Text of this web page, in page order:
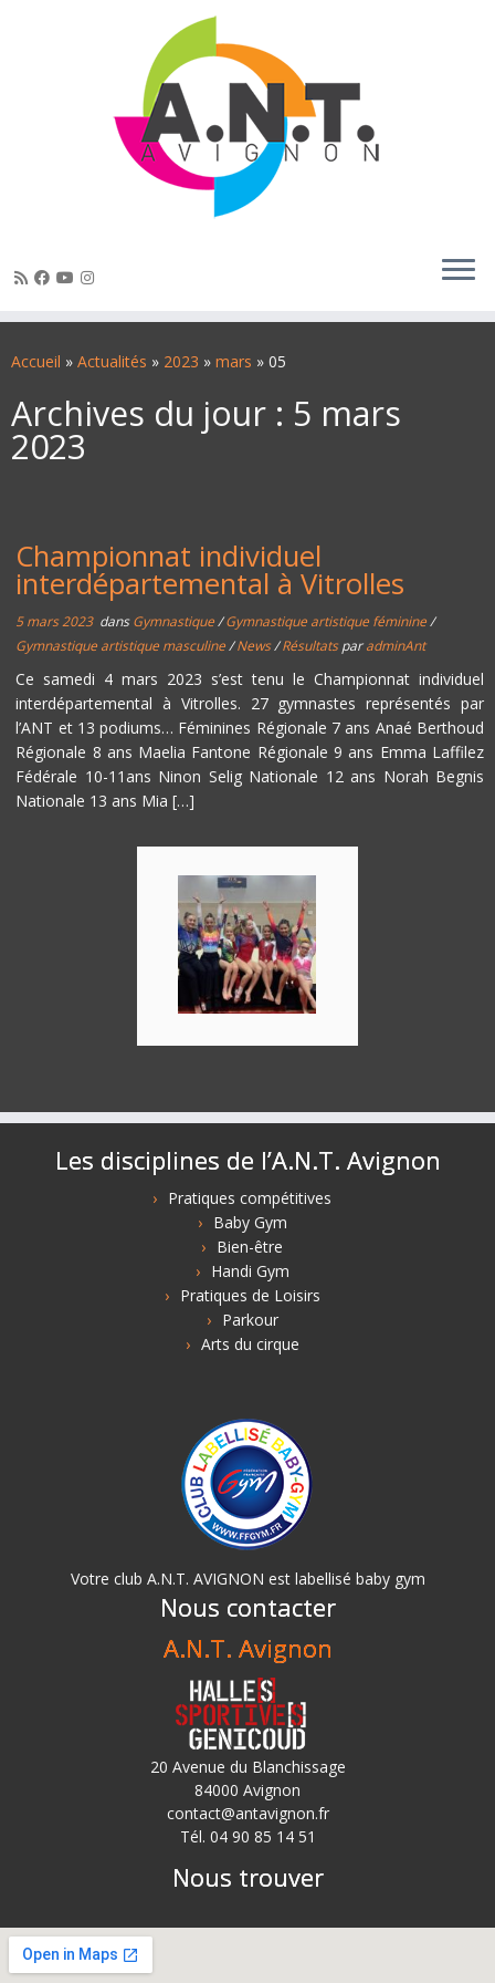
auAccueil » Actualités » 2023 » mars » 05
Archives du jour : 5 mars
2023
Championnat individuel
interdépartemental à Vitrolles
5 mars 2023dansGymnastique/Gymnastique artistique féminine/
Gymnastique artistique masculine/News/RésultatsparadminAnt
Ce samedi 4 mars 2023 s’est tenu le Championnat individuel
interdépartemental à Vitrolles. 27 gymnastes représentés par
l’ANT et 13 podiums… Féminines Régionale 7 ans Anaé Berthoud
Régionale 8 ans Maelia Fantone Régionale 9 ans Emma Laffilez
Fédérale 10-11ans Ninon Selig Nationale 12 ans Norah Begnis
Nationale 13 ans Mia […]
Les disciplines de l’A.N.T. Avignon
Pratiques compétitives
Baby Gym
Bien-être
Handi Gym
Pratiques de Loisirs
Parkour
Arts du cirque
Votre club A.N.T. AVIGNON est labellisé baby gym
Nous contacter
A.N.T. Avignon
20 Avenue du Blanchissage
84000 Avignon
contact@antavignon.fr
Tél. 04 90 85 14 51
Nous trouver